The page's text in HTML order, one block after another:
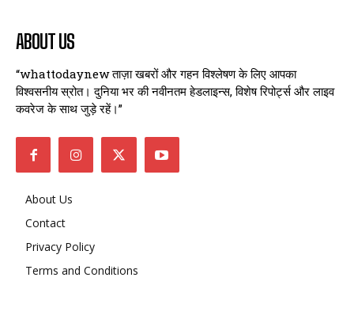
ABOUT US
“whattodaynew ताज़ा खबरों और गहन विश्लेषण के लिए आपका
विश्वसनीय स्रोत। दुनिया भर की नवीनतम हेडलाइन्स, विशेष रिपोर्ट्स और लाइव
कवरेज के साथ जुड़े रहें।”
About Us
Contact
Privacy Policy
Terms and Conditions